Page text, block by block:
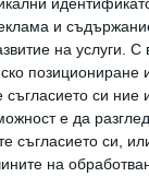
и
на услуги. С
позициониране
си
е да
съгласието си,
на